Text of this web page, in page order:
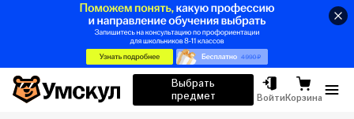
Умскул
Выбрать
предмет
ВойтиКорзина